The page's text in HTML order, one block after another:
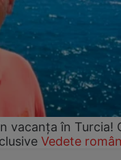
vacanța în Turcia!
Vedete